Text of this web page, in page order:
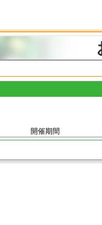
開催期間